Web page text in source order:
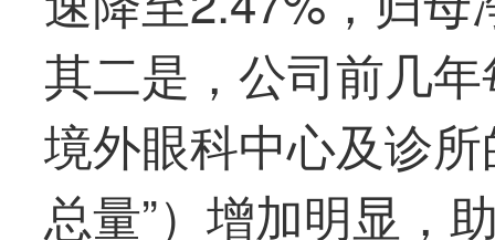
其二是，公司前几
境外眼科中心及诊
总量”）增加明显，